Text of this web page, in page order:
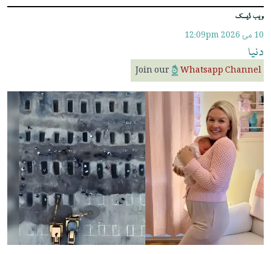
ویب ڈیسک
10 مئ 2026 12:09pm
دنیا
Join our Whatsapp Channel